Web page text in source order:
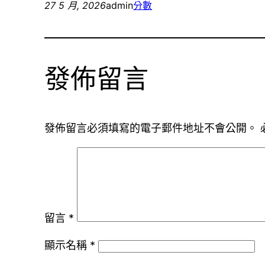
27 5 月, 2026admin分數
發佈留言
發佈留言必須填寫的電子郵件地址不會公開。
留言 *
顯示名稱 *